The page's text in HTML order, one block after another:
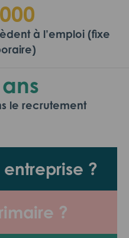
?
?
à l’emploi (fixe
le recrutement